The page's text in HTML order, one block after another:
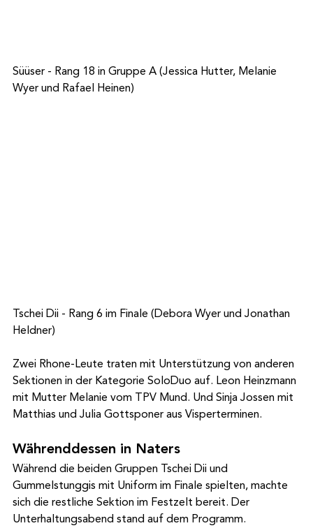
Süüser - Rang 18 in Gruppe A (Jessica Hutter, Melanie
Wyer und Rafael Heinen)
Tschei Dii - Rang 6 im Finale (Debora Wyer und Jonathan
Heldner)
Zwei Rhone-Leute traten mit Unterstützung von anderen
Sektionen in der Kategorie SoloDuo auf. Leon Heinzmann
mit Mutter Melanie vom TPV Mund. Und Sinja Jossen mit
Matthias und Julia Gottsponer aus Visperterminen.
Währenddessen in Naters
Während die beiden Gruppen Tschei Dii und
Gummelstunggis mit Uniform im Finale spielten, machte
sich die restliche Sektion im Festzelt bereit. Der
Unterhaltungsabend stand auf dem Programm.